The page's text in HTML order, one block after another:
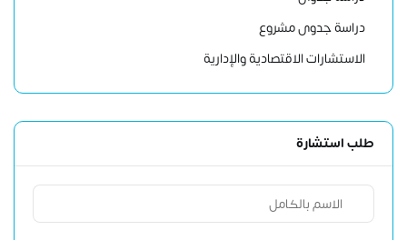
دراسة جدوى مشروع
الاستشارات الاقتصادية والإدارية
طلب استشارة